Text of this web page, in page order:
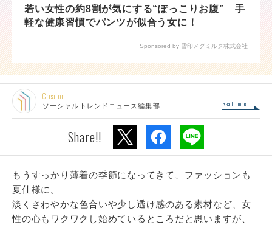
若い女性の約8割が気にする“ぽっこりお腹” 手
軽な健康習慣でパンツが似合う女に！
Sponsored by 雪印メグミルク株式会社
Creator
ソーシャルトレンドニュース編集部 Read more
Share!!
もうすっかり薄着の季節になってきて、ファッションも
夏仕様に。
淡くさわやかな色合いや少し透け感のある素材など、女
性の心もワクワクし始めているところだと思いますが、